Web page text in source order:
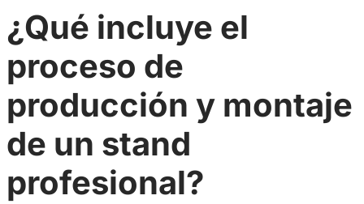
¿Qué incluye el
proceso de
producción y montaje
de un stand
profesional?